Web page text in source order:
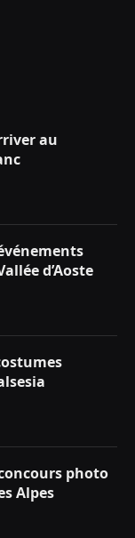
au
d’Aoste
photo
Alpes